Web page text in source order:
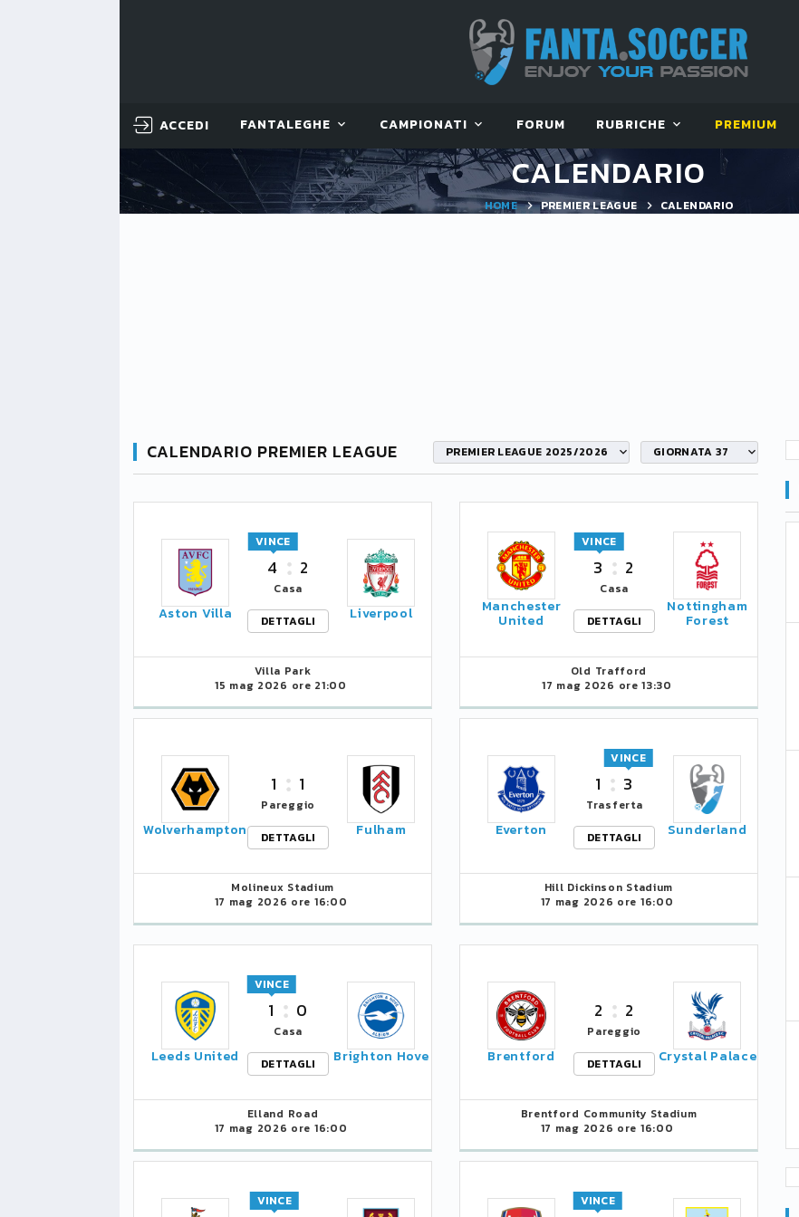
ACCEDI FANTALEGHE CAMPIONATI FORUM RUBRICHE PREMIUM
CALENDARIO
HOME PREMIER LEAGUE CALENDARIO
CALENDARIO PREMIER LEAGUE PREMIER LEAGUE 2025/2026 GIORNATA 37
Aston Villa
4
VINCE
2
Casa
DETTAGLI
Liverpool
Villa Park
15 mag 2026 ore 21:00
Manchester
United
3
VINCE
2
Casa
DETTAGLI
Nottingham
Forest
Old Trafford
17 mag 2026 ore 13:30
Wolverhampton
1 1
Pareggio
DETTAGLI
Fulham
Molineux Stadium
17 mag 2026 ore 16:00
Everton
1 3
VINCE
Trasferta
DETTAGLI
Sunderland
Hill Dickinson Stadium
17 mag 2026 ore 16:00
Leeds United
1
VINCE
0
Casa
DETTAGLI
Brighton Hove
Elland Road
17 mag 2026 ore 16:00
Brentford
2 2
Pareggio
DETTAGLI
Crystal Palace
Brentford Community Stadium
17 mag 2026 ore 16:00
VINCE VINCE